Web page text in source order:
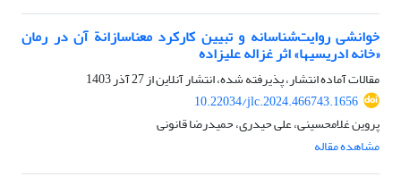
خوانشی روایت‌شناسانه و تبیین کارکرد معناسازانة آن در رمان
«خانه ادریسیها» اثر غزاله علیزاده
مقالات آماده انتشار، پذیرفته شده، انتشار آنلاین از27 آذر 1403
10.22034/jlc.2024.466743.1656
پروین غلامحسینی، علی حیدری، حمیدرضا قانونی
مشاهده مقاله